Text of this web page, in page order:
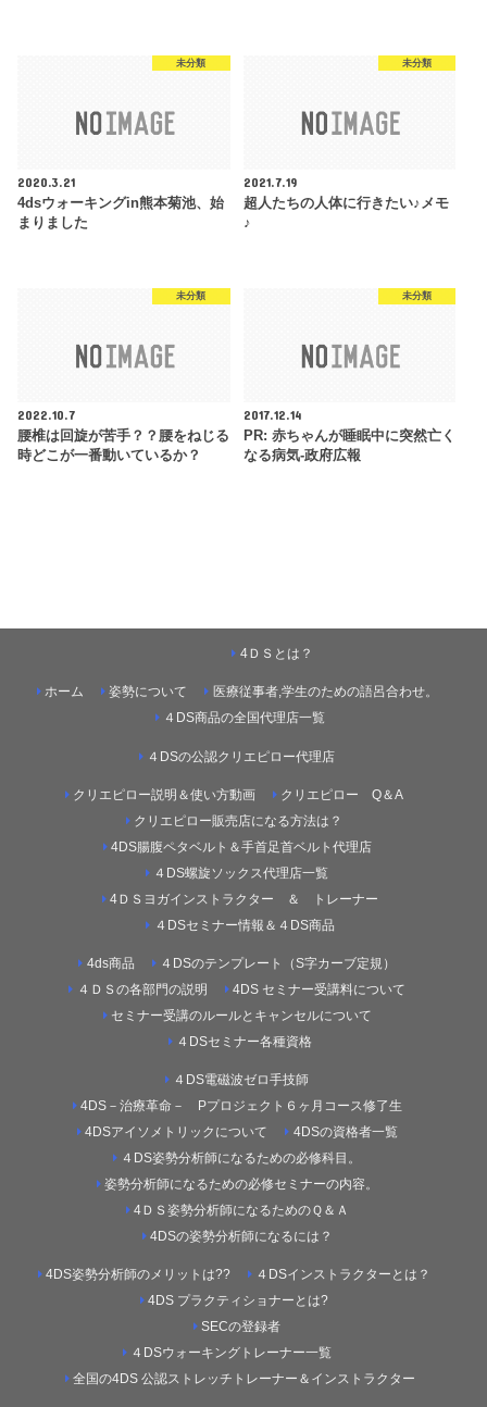
未分類
2020.3.21
4dsウォーキングin熊本菊池、始
まりました
未分類
2021.7.19
超人たちの人体に行きたい♪メモ
♪
未分類
2022.10.7
腰椎は回旋が苦手？？腰をねじる
時どこが一番動いているか？
未分類
2017.12.14
PR: 赤ちゃんが睡眠中に突然亡く
なる病気-政府広報
ホーム
4ＤＳとは？
姿勢について
医療従事者,学生のための語呂合わせ。
４DS商品の全国代理店一覧
４DSの公認クリエピロー代理店
クリエピロー説明＆使い方動画
クリエピロー Q＆A
クリエピロー販売店になる方法は？
4DS腸腹ペタベルト＆手首足首ベルト代理店
４DS螺旋ソックス代理店一覧
4ＤＳヨガインストラクター ＆ トレーナー
４DSセミナー情報＆４DS商品
4ds商品
４DSのテンプレート（S字カーブ定規）
４ＤＳの各部門の説明
4DS セミナー受講料について
セミナー受講のルールとキャンセルについて
４DSセミナー各種資格
４DS電磁波ゼロ手技師
4DS－治療革命－ Pプロジェクト６ヶ月コース修了生
4DSアイソメトリックについて
4DSの資格者一覧
４DS姿勢分析師になるための必修科目。
姿勢分析師になるための必修セミナーの内容。
4ＤＳ姿勢分析師になるためのＱ＆Ａ
4DSの姿勢分析師になるには？
4DS姿勢分析師のメリットは??
４DSインストラクターとは？
4DS プラクティショナーとは?
SECの登録者
４DSウォーキングトレーナー一覧
全国の4DS 公認ストレッチトレーナー＆インストラクター